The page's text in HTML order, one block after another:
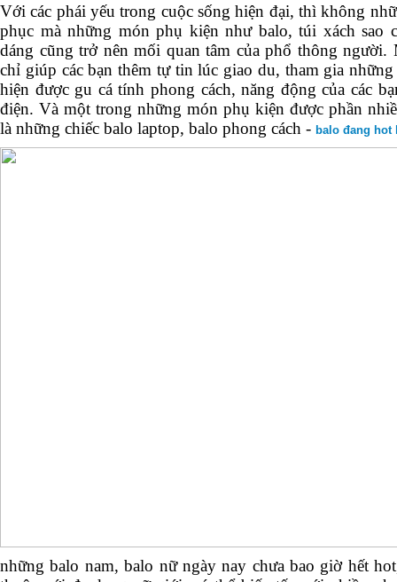
Với các phái yếu trong cuộc sống hiện đại, thì không
phục mà những món phụ kiện như balo, túi xách sao
dáng cũng trở nên mối quan tâm của phổ thông người.
chỉ giúp các bạn thêm tự tin lúc giao du, tham gia
hiện được gu cá tính phong cách, năng động của các
điện. Và một trong những món phụ kiện được phần
là những chiếc balo laptop, balo phong cách - balo đang hot
những balo nam, balo nữ ngày nay chưa bao giờ hết